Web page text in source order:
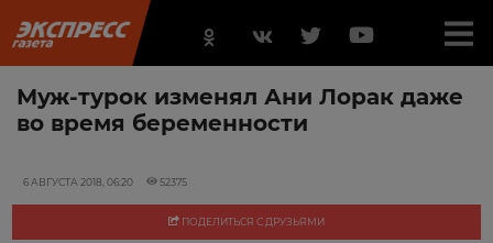
Муж-турок изменял Ани Лорак даже
во время беременности
6 АВГУСТА 2018, 06:20 52375
ПОДЕЛИТЬСЯ С ДРУЗЬЯМИ